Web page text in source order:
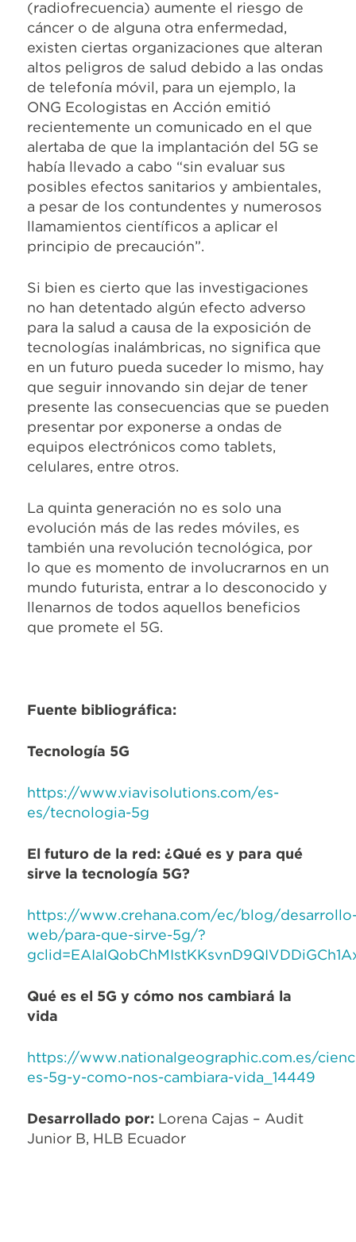
(radiofrecuencia) aumente el riesgo de
cáncer o de alguna otra enfermedad,
existen ciertas organizaciones que alteran
altos peligros de salud debido a las ondas
de telefonía móvil, para un ejemplo, la
ONG Ecologistas en Acción emitió
recientemente un comunicado en el que
alertaba de que la implantación del 5G se
había llevado a cabo “sin evaluar sus
posibles efectos sanitarios y ambientales,
a pesar de los contundentes y numerosos
llamamientos científicos a aplicar el
principio de precaución”.
Si bien es cierto que las investigaciones
no han detentado algún efecto adverso
para la salud a causa de la exposición de
tecnologías inalámbricas, no significa que
en un futuro pueda suceder lo mismo, hay
que seguir innovando sin dejar de tener
presente las consecuencias que se pueden
presentar por exponerse a ondas de
equipos electrónicos como tablets,
celulares, entre otros.
La quinta generación no es solo una
evolución más de las redes móviles, es
también una revolución tecnológica, por
lo que es momento de involucrarnos en un
mundo futurista, entrar a lo desconocido y
llenarnos de todos aquellos beneficios
que promete el 5G.
Fuente bibliográfica:
Tecnología 5G
https://www.viavisolutions.com/es-
es/tecnologia-5g
El futuro de la red: ¿Qué es y para qué
sirve la tecnología 5G?
https://www.crehana.com/ec/blog/
web/para-que-sirve-5g/?
Qué es el 5G y cómo nos cambiará la
vida
https://www.nationalgeographic.com.es/
es-5g-y-como-nos-cambiara-vida_14449
Desarrollado por: Lorena Cajas – Audit
Junior B, HLB Ecuador